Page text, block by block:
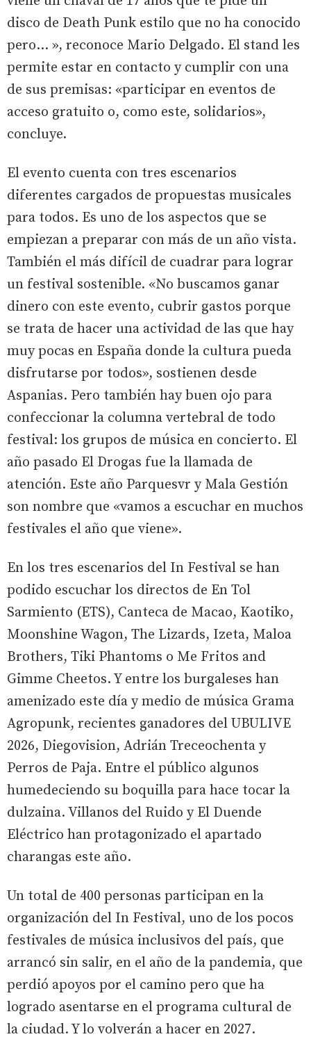
disco de Death Punk estilo que no ha conocido
pero... », reconoce Mario Delgado. El stand les
permite estar en contacto y cumplir con una
de sus premisas: «participar en eventos de
acceso gratuito o, como este, solidarios»,
concluye.
El evento cuenta con tres escenarios
diferentes cargados de propuestas musicales
para todos. Es uno de los aspectos que se
empiezan a preparar con más de un año vista.
También el más difícil de cuadrar para lograr
un festival sostenible. «No buscamos ganar
dinero con este evento, cubrir gastos porque
se trata de hacer una actividad de las que hay
muy pocas en España donde la cultura pueda
disfrutarse por todos», sostienen desde
Aspanias. Pero también hay buen ojo para
confeccionar la columna vertebral de todo
festival: los grupos de música en concierto. El
año pasado El Drogas fue la llamada de
atención. Este año Parquesvr y Mala Gestión
son nombre que «vamos a escuchar en muchos
festivales el año que viene».
En los tres escenarios del In Festival se han
podido escuchar los directos de En Tol
Sarmiento (ETS), Canteca de Macao, Kaotiko,
Moonshine Wagon, The Lizards, Izeta, Maloa
Brothers, Tiki Phantoms o Me Fritos and
Gimme Cheetos. Y entre los burgaleses han
amenizado este día y medio de música Grama
Agropunk, recientes ganadores del UBULIVE
2026, Diegovision, Adrián Treceochenta y
Perros de Paja. Entre el público algunos
humedeciendo su boquilla para hace tocar la
dulzaina. Villanos del Ruido y El Duende
Eléctrico han protagonizado el apartado
charangas este año.
Un total de 400 personas participan en la
organización del In Festival, uno de los pocos
festivales de música inclusivos del país, que
arrancó sin salir, en el año de la pandemia, que
perdió apoyos por el camino pero que ha
logrado asentarse en el programa cultural de
la ciudad. Y lo volverán a hacer en 2027.